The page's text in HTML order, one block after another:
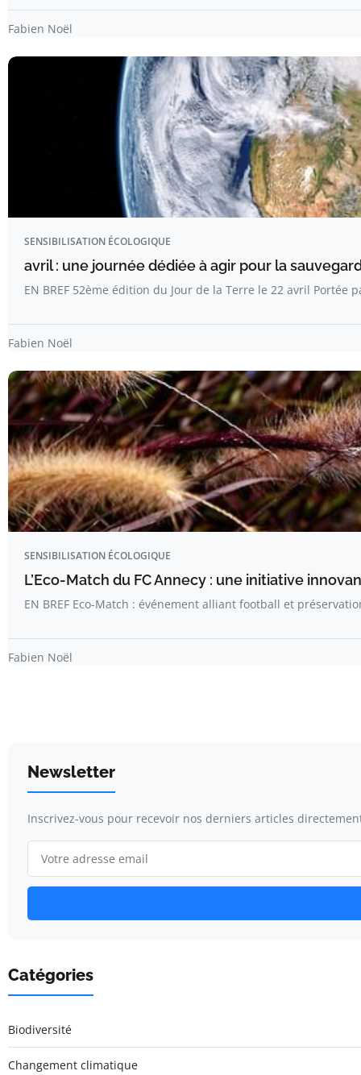
Fabien Noël
SENSIBILISATION ÉCOLOGIQUE
avril : une journée dédiée à agir pour la
EN BREF 52ème édition du Jour de la Terre le 22 avril Portée
Fabien Noël
SENSIBILISATION ÉCOLOGIQUE
L’Eco-Match du FC Annecy : une initiative
EN BREF Eco-Match : événement alliant football et
Fabien Noël
Newsletter
Inscrivez-vous pour recevoir nos derniers articles
Catégories
Biodiversité
Changement climatique